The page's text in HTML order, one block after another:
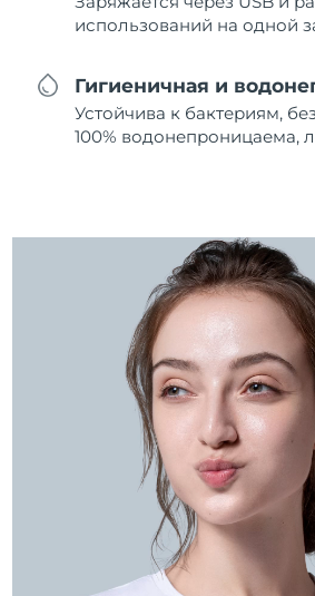
использований на одной
Гигиеничная и
Устойчива к бактериям,
100% водонепроницаема,